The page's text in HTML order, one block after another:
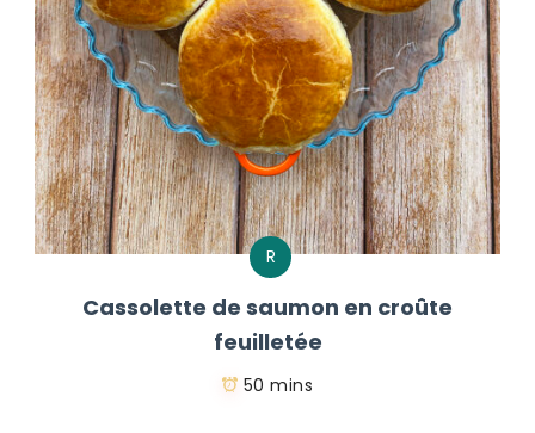
R
Cassolette de saumon en croûte
feuilletée
50 mins